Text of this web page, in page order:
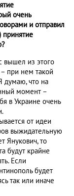
очень
и отправил
принятие
вышел из этого
при нем такой
думаю, что на
момент –
в Украине очень
от идеи
выжидательную
Янукович, то
будут крайне
Если
будет
так или иначе